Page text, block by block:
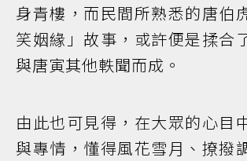
身青樓，而民間所熟悉的唐伯
笑姻緣」故事，或許便是揉合
與唐寅其他軼聞而成。
由此也可見得，在大眾的心目
與專情，懂得風花雪月、撩撥